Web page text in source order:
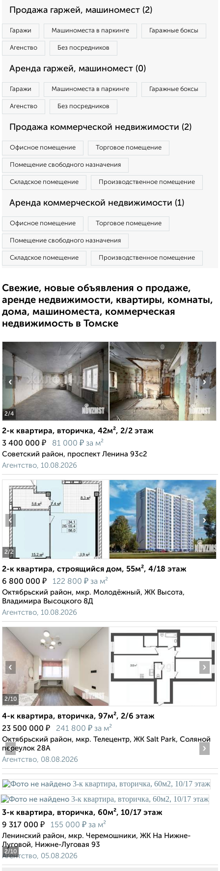
Продажа гаржей, машиномест (2)
Гаражи Машиноместа в паркинге Гаражные боксы
Агенство Без посредников
Аренда гаржей, машиномест (0)
Гаражи Машиноместа в паркинге Гаражные боксы
Агенство Без посредников
Продажа коммерческой недвижимости (2)
Офисное помещение Торговое помещение
Помещение свободного назначения
Складское помещение Производственное помещение
Аренда коммерческой недвижимости (1)
Офисное помещение Торговое помещение
Помещение свободного назначения
Складское помещение Производственное помещение
Свежие, новые объявления о продаже,
аренде недвижимости, квартиры, комнаты,
дома, машиноместа, коммерческая
недвижимость в Томске
2/4
‹ ›
2-к квартира, вторичка, 42м², 2/2 этаж
3 400 000 ₽ 81 000 ₽ за м²
Советский район, проспект Ленина 93с2
Агентство, 10.08.2026
2/2
‹ ›
2-к квартира, строящийся дом, 55м², 4/18 этаж
6 800 000 ₽ 122 800 ₽ за м²
Октябрьский район, мкр. Молодёжный, ЖК Высота,
Владимира Высоцкого 8Д
Агентство, 10.08.2026
2/10
‹ ›
4-к квартира, вторичка, 97м², 2/6 этаж
23 500 000 ₽ 241 800 ₽ за м²
Октябрьский район, мкр. Телецентр, ЖК Salt Park, Соляной
переулок 28А
Агентство, 08.08.2026
2/10
‹ ›
3-к квартира, вторичка, 60м², 10/17 этаж
9 317 000 ₽ 155 000 ₽ за м²
Ленинский район, мкр. Черемошники, ЖК На Нижне-
Луговой, Нижне-Луговая 93
Агентство, 05.08.2026